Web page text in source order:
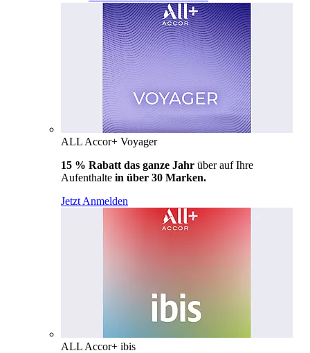
ALL Accor+ Voyager
15 % Rabatt das ganze Jahr über auf Ihre
Aufenthalte in über 30 Marken.
Jetzt Anmelden
ALL Accor+ ibis